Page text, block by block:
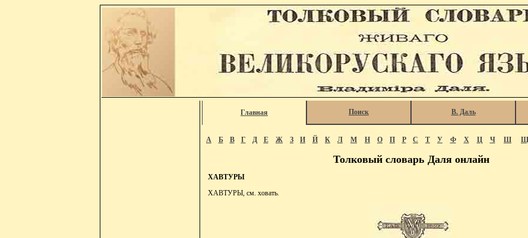
Главная Поиск В. Даль
А Б В Г Д Е Ж З И Й К Л М Н О П Р С Т У Ф Х Ц Ч Ш Щ
Толковый словарь Даля онлайн
ХАВТУРЫ
ХАВТУРЫ, см. ховать.